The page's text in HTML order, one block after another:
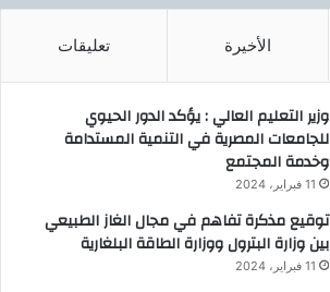
الأخيرة تعليقات
وزير التعليم العالي : يؤكد الدور الحيوي
للجامعات المصرية في التنمية المستدامة
وخدمة المجتمع
11 فبراير، 2024
توقيع مذكرة تفاهم في مجال الغاز الطبيعي
بين وزارة البترول ووزارة الطاقة البلغارية
11 فبراير، 2024